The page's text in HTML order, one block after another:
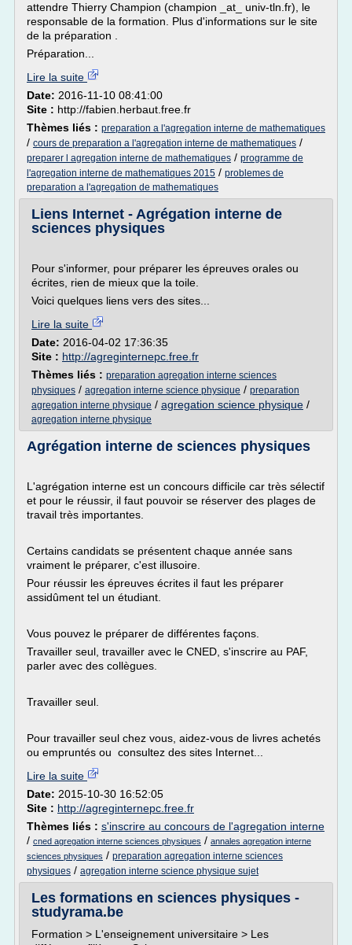
attendre Thierry Champion (champion _at_ univ-tln.fr), le
responsable de la formation. Plus d'informations sur le site
de la préparation .
Préparation...
Lire la suite
Date: 2016-11-10 08:41:00
Site : http://fabien.herbaut.free.fr
Thèmes liés : preparation a l'agregation interne de mathematiques
/ cours de preparation a l'agregation interne de mathematiques /
preparer l agregation interne de mathematiques / programme de
l'agregation interne de mathematiques 2015 / problemes de
preparation a l'agregation de mathematiques
Liens Internet - Agrégation interne de
sciences physiques
Pour s'informer, pour préparer les épreuves orales ou
écrites, rien de mieux que la toile.
Voici quelques liens vers des sites...
Lire la suite
Date: 2016-04-02 17:36:35
Site : http://agreginternepc.free.fr
Thèmes liés : preparation agregation interne sciences
physiques / agregation interne science physique / preparation
agregation interne physique / agregation science physique /
agregation interne physique
Agrégation interne de sciences physiques
L'agrégation interne est un concours difficile car très sélectif
et pour le réussir, il faut pouvoir se réserver des plages de
travail très importantes.
Certains candidats se présentent chaque année sans
vraiment le préparer, c'est illusoire.
Pour réussir les épreuves écrites il faut les préparer
assidûment tel un étudiant.
Vous pouvez le préparer de différentes façons.
Travailler seul, travailler avec le CNED, s'inscrire au PAF,
parler avec des collègues.
Travailler seul.
Pour travailler seul chez vous, aidez-vous de livres achetés
ou empruntés ou consultez des sites Internet...
Lire la suite
Date: 2015-10-30 16:52:05
Site : http://agreginternepc.free.fr
Thèmes liés : s'inscrire au concours de l'agregation interne
/ cned agregation interne sciences physiques / annales agregation interne
sciences physiques / preparation agregation interne sciences
physiques / agregation interne science physique sujet
Les formations en sciences physiques -
studyrama.be
Formation > L'enseignement universitaire > Les